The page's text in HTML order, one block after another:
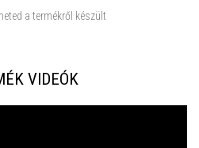
a termékről készült
VIDEÓK